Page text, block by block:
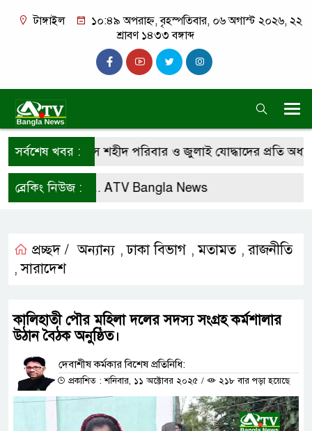
টাঙ্গাইল
১০:৪৯ অপরাহ্ন, বৃহস্পতিবার, ০৬ অগাস্ট ২০২৬, ২২
শ্রাবণ ১৪৩৩ বঙ্গাব্দ
সর্বশেষ খবর :
দিবসে শহীদ পরিবার ও জুলাই যোদ্ধাদের প্রতি
ব্রেকিং নিউজ :
করে রাখুন ... ATV Bangla News
প্রচ্ছদ / অন্যান্য ,ঢাকা বিভাগ ,মতামত ,রাজনীতি
,সারাদেশ
কালিহাতী পৌর মহিলা দলের সদস্য সংগ্রহ কর্মশালার
উঠান বৈঠক অনুষ্ঠিত।
দেবাশীষ কর্মকার বিশেষ প্রতিনিধি:
প্রকাশিত : শনিবার, ১১ অক্টোবর ২০২৫ / ২১৮ বার পড়া হয়েছে